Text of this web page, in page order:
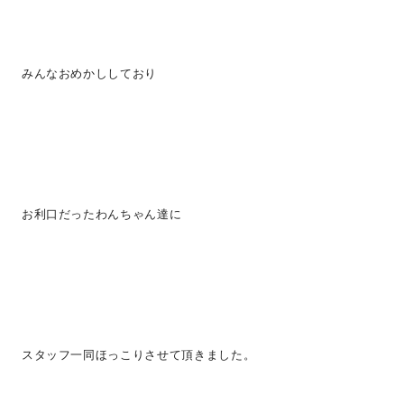
みんなおめかししており
お利口だったわんちゃん達に
スタッフ一同ほっこりさせて頂きました。